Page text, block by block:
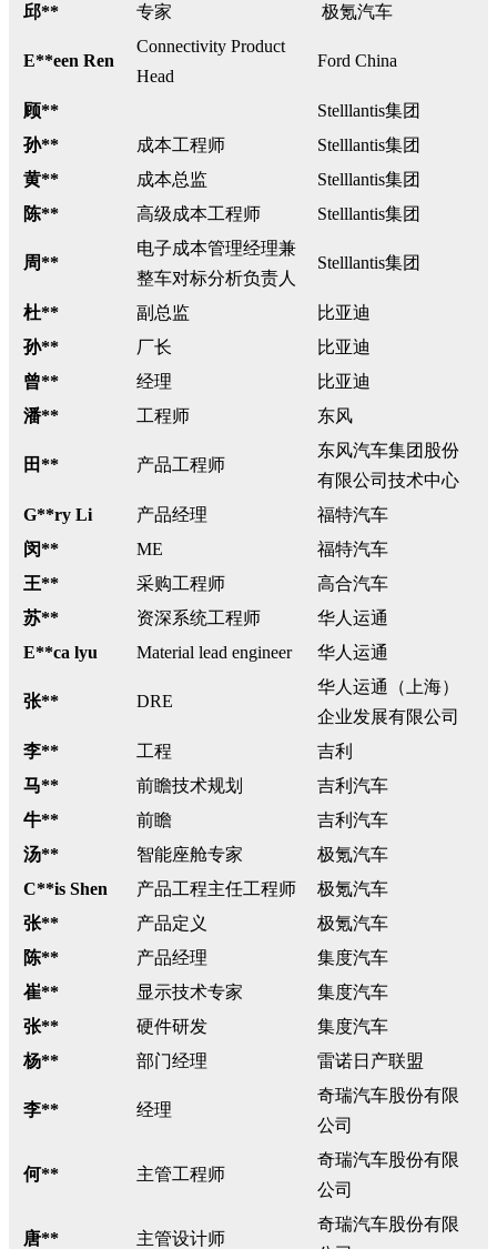
邱**
专家 极氪汽车
E**een Ren
Connectivity Product
Head
Ford China
顾**
Stelllantis集团
孙**
成本工程师
Stelllantis集团
黄**
成本总监
Stelllantis集团
陈**
高级成本工程师 Stelllantis集团
周**
电子成本管理经理兼
整车对标分析负责人
Stelllantis集团
杜** 副总监
比亚迪
孙**
厂长
比亚迪
曾**
经理
比亚迪
潘**
工程师 东风
田** 产品工程师
东风汽车集团股份
有限公司技术中心
G**ry Li
产品经理
福特汽车
闵**
ME
福特汽车
王**
采购工程师
高合汽车
苏**
资深系统工程师
华人运通
E**ca lyu
Material lead engineer 华人运通
张** DRE
华人运通（上海）
企业发展有限公司
李**
工程
吉利
马**
前瞻技术规划
吉利汽车
牛**
前瞻
吉利汽车
汤**
智能座舱专家
极氪汽车
C**is Shen
产品工程主任工程师
极氪汽车
张**
产品定义
极氪汽车
陈**
产品经理
集度汽车
崔**
显示技术专家
集度汽车
张**
硬件研发
集度汽车
杨**
部门经理 雷诺日产联盟
李** 经理
奇瑞汽车股份有限
公司
何** 主管工程师
奇瑞汽车股份有限
公司
唐** 主管设计师
奇瑞汽车股份有限